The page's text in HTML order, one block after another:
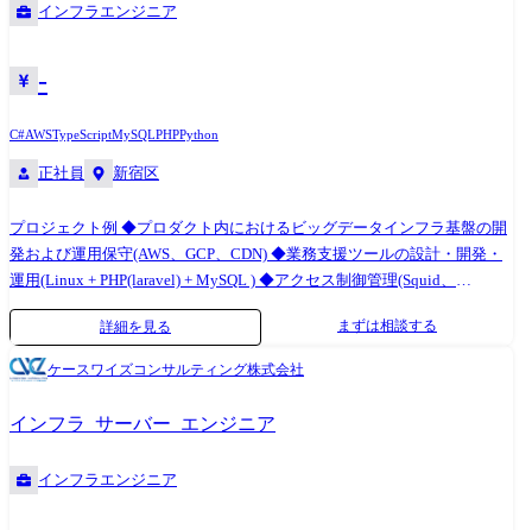
インフラサービスの限界を超える通信技術を創造し、社会インフラの未
先進的な基盤を開発/刷新していく仕事となります。 役割詳細 今までの
ご経験やこれからのキャリア志向などを踏まえて、ご自身のスキルを活
で、キャリア志向から同プロジェクトのアプリ開発チームへの配属希望
（サブリーダー/メンバ）：RHEL、Pacemaker、Ansible、Docker、
Kubernetesなどを使ったOS：クラスタソフト・運用管理製品・コンテナ
製品の構築 ・ネットワークエンジニア（サブリーダー/メンバ）：
Cisco、Juniper、SDN（ACI/Nuage等）、Firewall、Load Balancerなどを利
用したLAN/WAN環境構築、SDN技術の導入・設計 ・クラウドエンジニ
ア（サブリーダー/メンバ）：AWS、Oracle Cloud (OCI)、IaC、
CloudFormation、Terraformなどのクラウドソリューションの統合・設
（AWS、Azure、VMware、OCI、ネットワーク全般など）によるインフ
ラアーキテクチャ策定/技術マネジメント （役割詳細補足） ・リーダ
ー：10～20名程度のチーム全体をマネジメント ・サブリーダー：5名程
インフラエンジニア
-
C#AWSTypeScriptMySQLPHPPython
正社員 新宿区
プロジェクト例 ◆プロダクト内におけるビッグデータインフラ基盤の開
発および運用保守(AWS、GCP、CDN) ◆業務支援ツールの設計・開発・
運用(Linux + PHP(laravel) + MySQL ) ◆アクセス制御管理(Squid、
NetSkope、Menloなど)・パブリッククラウドアクセス権限管理(AWS、
Azure) ◆クラウド上におけるWEB系アプリのインフラ構築・運用
(Linux、APサーバ、Webサーバの知識) 等 自社サービスの開発も ・テ
レワーク・リモートワーク管理のための自社新サービス『レックテレワ
ハイ』 ・360度メタバース旅行『サブロクトリッパー(36Tripper)』 ・エ
ンジニア × 仕事AI自動マッチングサービス『エンジベース(Engibase)』
など、自社サービスの開発に携わるチャンスもあります. 開発環境 言
詳細を見る まずは相談する
ケースワイズコンサルティング株式会社
インフラ_サーバー_エンジニア
インフラエンジニア